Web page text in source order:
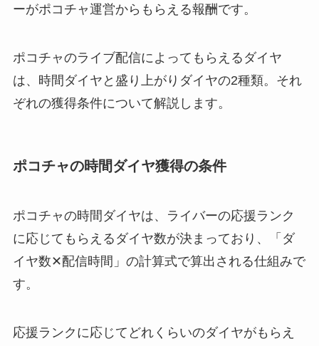
ーがポコチャ運営からもらえる報酬です。
ポコチャのライブ配信によってもらえるダイヤ
は、時間ダイヤと盛り上がりダイヤの2種類。それ
ぞれの獲得条件について解説します。
ポコチャの時間ダイヤ獲得の条件
ポコチャの時間ダイヤは、ライバーの応援ランク
に応じてもらえるダイヤ数が決まっており、「ダ
イヤ数✕配信時間」の計算式で算出される仕組みで
す。
応援ランクに応じてどれくらいのダイヤがもらえ